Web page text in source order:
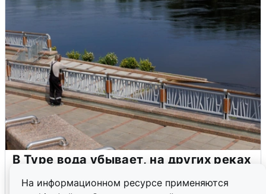
На информационном ресурсе применяются
В Туре вода убывает, на других реках